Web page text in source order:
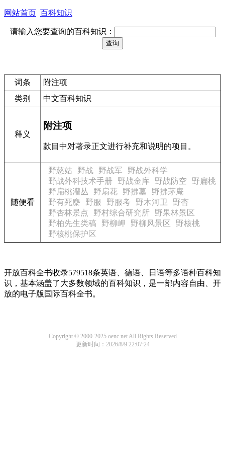
网站首页 百科知识
请输入您要查询的百科知识：
词条
附注项
类别
中文百科知识
释义
附注项
款目中对著录正文进行补充和说明的项目。
随便看
野慈姑 野战 野战军
野战外科学
野战外科技术手册
野战金库 野战防空
野扁桃
野扁桃灌丛
野扇花 野拂墓
野拂茅庵
野有死麇
野服 野服考 野木河卫
野杏
野杏林景点
野村综合研究所
野果林景区
野柏先生类稿
野柳岬 野柳风景区
野核桃
野核桃保护区
开放百科全书收录579518条英语、德语、日语等多语种百科知
识，基本涵盖了大多数领域的百科知识，是一部内容自由、开
放的电子版国际百科全书。
Copyright © 2000-2025 oenc.net All Rights Reserved
更新时间：2026/8/9 22:07:24